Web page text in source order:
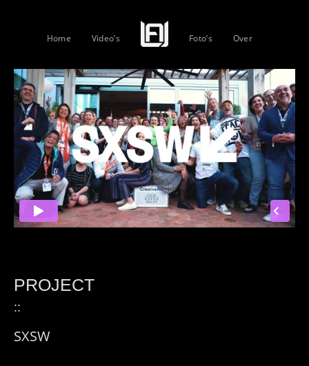
Home Video’s Foto’s Over
PROJECT
::
SXSW